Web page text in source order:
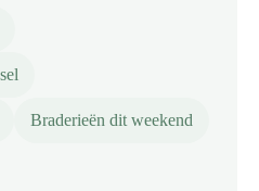
Braderieën dit weekend